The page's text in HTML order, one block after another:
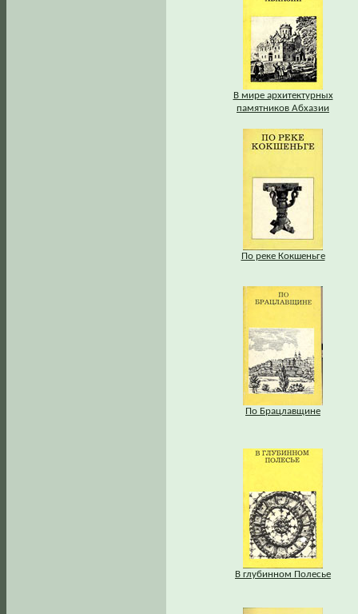
В мире архитектурных
памятников Абхазии
По реке Кокшеньге
По Брацлавщине
В глубинном Полесье